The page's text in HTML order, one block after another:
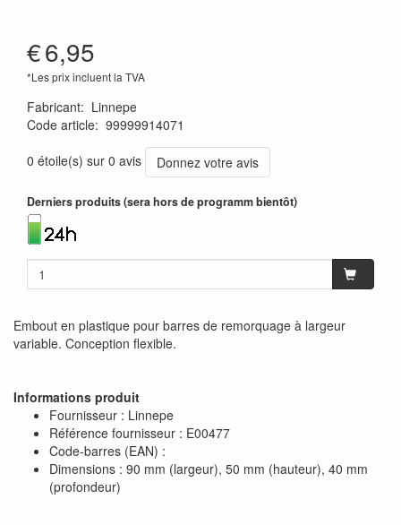
€6,95
*Les prix incluent la TVA
Fabricant: Linnepe
Code article: 99999914071
0 étoile(s) sur 0 avis
Donnez votre avis
Derniers produits (sera hors de programm bientôt)
Embout en plastique pour barres de remorquage à largeur
variable. Conception flexible.
Informations produit
Fournisseur : Linnepe
Référence fournisseur : E00477
Code-barres (EAN) :
Dimensions : 90 mm (largeur), 50 mm (hauteur), 40 mm
(profondeur)